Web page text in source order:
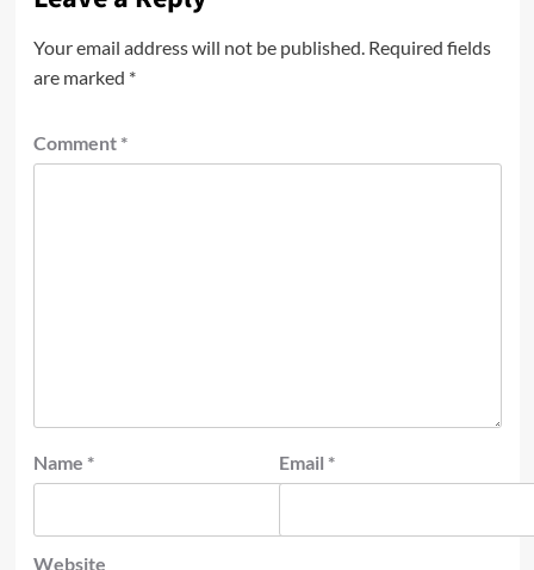
Your email address will not be published. Required fields
are marked *
Comment *
Name * Email *
Website